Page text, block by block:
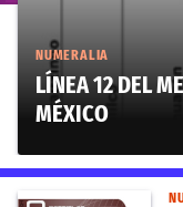
NUMERALIA
LÍNEA 12 DEL
MÉXICO